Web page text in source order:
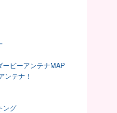
ービーアンテナMAP
ンテナ！
ング